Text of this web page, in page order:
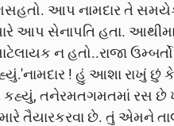
આપ નામદાર તે
આપ સેનાપતિ હતા.
ન હતો..રાજા
! હું આશા રાખું છું
તનેરમતગમતમાં રસ છે
તૈયારકરવા છે. તું એમને